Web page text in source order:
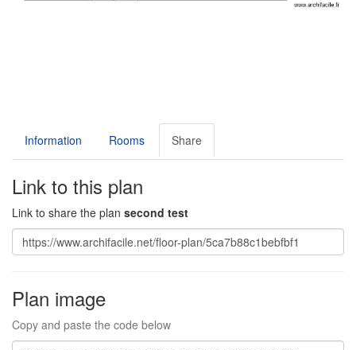
Information Rooms Share
Link to this plan
Link to share the plan second test
Plan image
Copy and paste the code below